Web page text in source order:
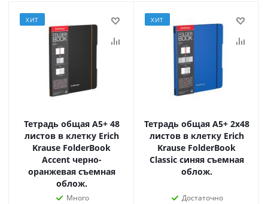
ХИТ
Тетрадь общая А5+ 48
листов в клетку Erich
Krause FolderBook
Accent черно-
оранжевая съемная
облож.
Много
ХИТ
Тетрадь общая А5+ 2х48
листов в клетку Erich
Krause FolderBook
Classic синяя съемная
облож.
Достаточно